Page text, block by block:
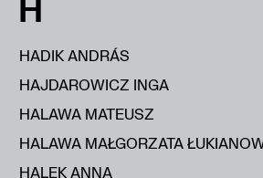
H
HADIK ANDRÁS
HAJDAROWICZ INGA
HALAWA MATEUSZ
HALAWA MAŁGORZATA
HALEK ANNA